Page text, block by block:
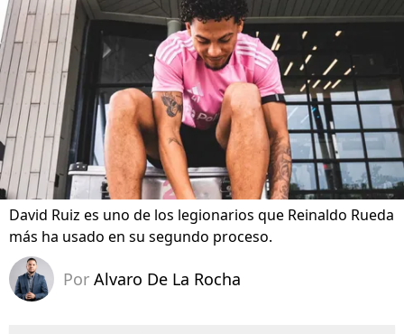
David Ruiz es uno de los legionarios que Reinaldo Rueda
más ha usado en su segundo proceso.
Por Alvaro De La Rocha